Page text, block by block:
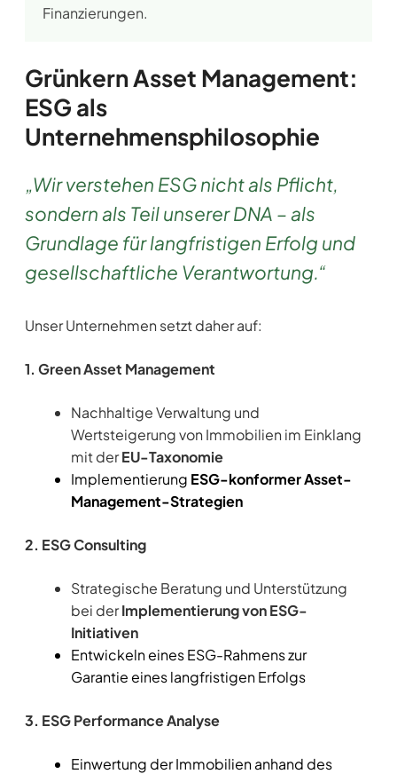
Finanzierungen.
Grünkern Asset Management:
ESG als
Unternehmensphilosophie
„Wir verstehen ESG nicht als Pflicht,
sondern als Teil unserer DNA – als
Grundlage für langfristigen Erfolg und
gesellschaftliche Verantwortung.“
Unser Unternehmen setzt daher auf:
1. Green Asset Management
Nachhaltige Verwaltung und
Wertsteigerung von Immobilien im Einklang
mit derEU-Taxonomie
Implementierung ESG-konformer Asset-
Management-Strategien
2. ESG Consulting
Strategische Beratung und Unterstützung
bei derImplementierung von ESG-
Initiativen
Entwickeln eines ESG-Rahmens zur
Garantie eines langfristigen Erfolgs
3. ESG Performance Analyse
Einwertung der Immobilien anhand des